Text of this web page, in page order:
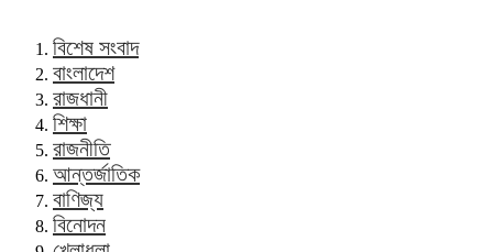
বিশেষ সংবাদ
বাংলাদেশ
রাজধানী
শিক্ষা
রাজনীতি
আন্তর্জাতিক
বাণিজ্য
বিনোদন